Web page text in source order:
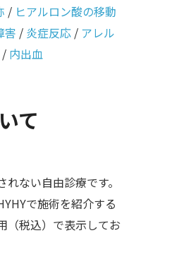
/ ヒアルロン酸の移動
害 / 炎症反応 / アレル
/ 内出血
て
ない自由診療です。
で施術を紹介する
（税込）で表示してお